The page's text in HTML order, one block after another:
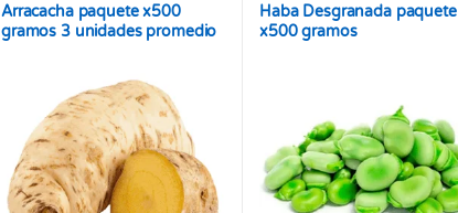
Arracacha paquete x500
gramos 3 unidades promedio
Haba Desgranada paquete
x500 gramos